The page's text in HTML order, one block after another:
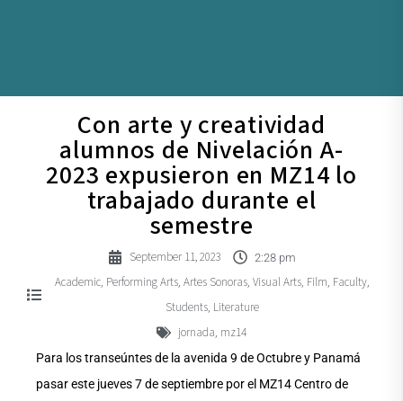
Con arte y creatividad
alumnos de Nivelación A-
2023 expusieron en MZ14 lo
trabajado durante el
semestre
September 11, 2023 2:28 pm
Academic Performing Arts Artes Sonoras Visual Arts Film Faculty
Students Literature
jornada mz14
Para los transeúntes de la avenida 9 de Octubre y Panamá
pasar este jueves 7 de septiembre por el MZ14 Centro de